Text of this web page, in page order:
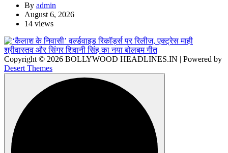
By admin
August 6, 2026
14 views
Copyright © 2026 BOLLYWOOD HEADLINES.IN | Powered by
Desert Themes